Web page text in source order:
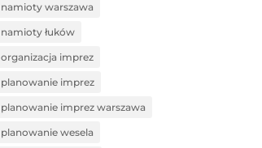
namioty warszawa
namioty łuków
organizacja imprez
planowanie imprez
planowanie imprez warszawa
planowanie wesela